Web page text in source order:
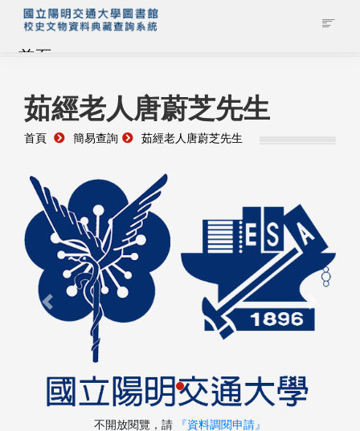
首頁
藏品查詢
校史館簡介
藏品清單全覽
資料調閱申請
管理者登入
茹經老人唐蔚芝先生
首頁 簡易查詢 茹經老人唐蔚芝先生
Previous Next
不開放閱覽，請 『資料調閱申請』